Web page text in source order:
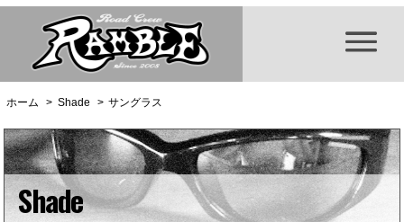
ホーム > Shade > サングラス
Shade